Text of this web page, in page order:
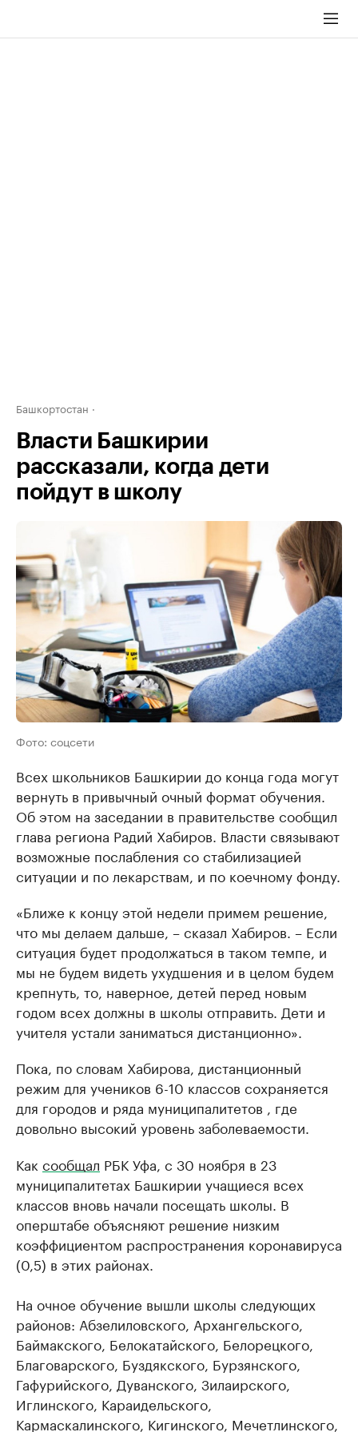
Башкортостан
Власти Башкирии
рассказали, когда дети
пойдут в школу
Фото: соцсети
Всех школьников Башкирии до конца года могут
вернуть в привычный очный формат обучения.
Об этом на заседании в правительстве сообщил
глава региона Радий Хабиров. Власти связывают
возможные послабления со стабилизацией
ситуации и по лекарствам, и по коечному фонду.
«Ближе к концу этой недели примем решение,
что мы делаем дальше, – сказал Хабиров. – Если
ситуация будет продолжаться в таком темпе, и
мы не будем видеть ухудшения и в целом будем
крепнуть, то, наверное, детей перед новым
годом всех должны в школы отправить. Дети и
учителя устали заниматься дистанционно».
Пока, по словам Хабирова, дистанционный
режим для учеников 6-10 классов сохраняется
для городов и ряда муниципалитетов , где
довольно высокий уровень заболеваемости.
Как сообщал РБК Уфа, с 30 ноября в 23
муниципалитетах Башкирии учащиеся всех
классов вновь начали посещать школы. В
оперштабе объясняют решение низким
коэффициентом распространения коронавируса
(0,5) в этих районах.
На очное обучение вышли школы следующих
районов: Абзелиловского, Архангельского,
Баймакского, Белокатайского, Белорецкого,
Благоварского, Буздякского, Бурзянского,
Гафурийского, Дуванского, Зилаирского,
Иглинского, Караидельского,
Кармаскалинского, Кигинского, Мечетлинского,